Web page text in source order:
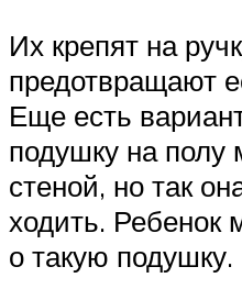
Их крепят на
предотвращают
Еще есть
подушку на
стеной, но так
ходить. Ребенок
о такую подушку.